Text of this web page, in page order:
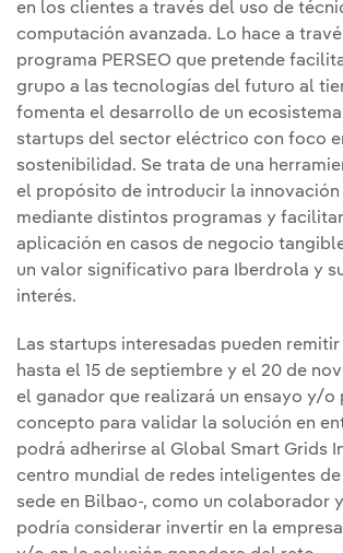
en los clientes a través del uso de
computación avanzada. Lo hace a
programa PERSEO que pretende
grupo a las tecnologías del futuro al
fomenta el desarrollo de un
startups del sector eléctrico con foco
sostenibilidad. Se trata de una
el propósito de introducir la innovación
mediante distintos programas y
aplicación en casos de negocio
un valor significativo para Iberdrola y
interés.
Las startups interesadas pueden
hasta el 15 de septiembre y el 20 de
el ganador que realizará un ensayo y/o
concepto para validar la solución en
podrá adherirse al Global Smart Grids
centro mundial de redes inteligentes
sede en Bilbao-, como un colaborador y
podría considerar invertir en la